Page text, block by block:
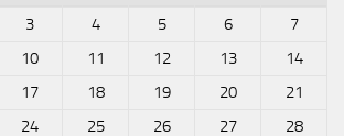
3 4 5 6
7
10 11 12 13
14
17 18 19 20
21
24 25 26 27
28